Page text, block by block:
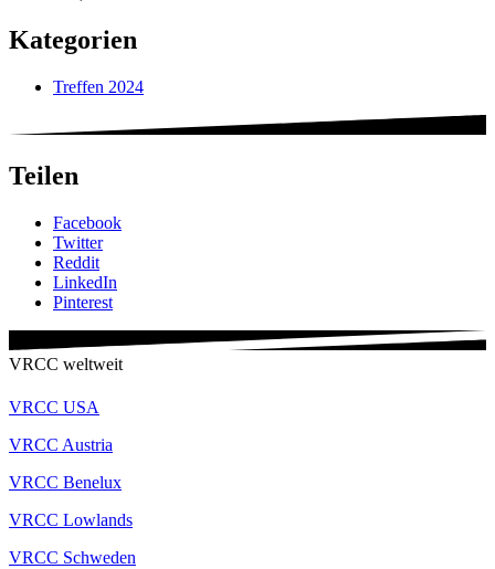
Kategorien
Treffen 2024
Teilen
Facebook
Twitter
Reddit
LinkedIn
Pinterest
VRCC weltweit
VRCC USA
VRCC Austria
VRCC Benelux
VRCC Lowlands
VRCC Schweden